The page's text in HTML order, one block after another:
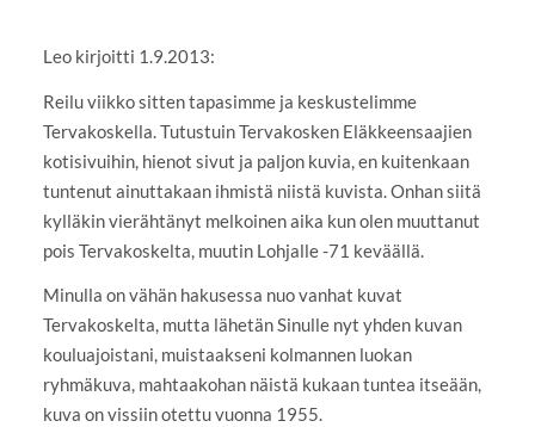
Leo kirjoitti 1.9.2013:
Reilu viikko sitten tapasimme ja keskustelimme
Tervakoskella. Tutustuin Tervakosken Eläkkeensaajien
kotisivuihin, hienot sivut ja paljon kuvia, en kuitenkaan
tuntenut ainuttakaan ihmistä niistä kuvista. Onhan siitä
kylläkin vierähtänyt melkoinen aika kun olen muuttanut
pois Tervakoskelta, muutin Lohjalle -71 keväällä.
Minulla on vähän hakusessa nuo vanhat kuvat
Tervakoskelta, mutta lähetän Sinulle nyt yhden kuvan
kouluajoistani, muistaakseni kolmannen luokan
ryhmäkuva, mahtaakohan näistä kukaan tuntea itseään,
kuva on vissiin otettu vuonna 1955.